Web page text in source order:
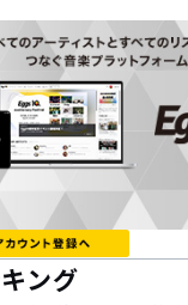
ング